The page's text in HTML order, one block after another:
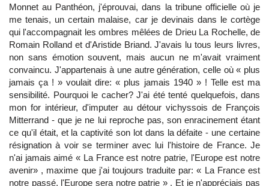
Monnet au Panthéon, j'éprouvai, dans la tribune officielle où je
me tenais, un certain malaise, car je devinais dans le cortège
qui l'accompagnait les ombres mêlées de Drieu La Rochelle, de
Romain Rolland et d'Aristide Briand. J'avais lu tous leurs livres,
non sans émotion souvent, mais aucun ne m'avait vraiment
convaincu. J'appartenais à une autre génération, celle où « plus
jamais ça ! » voulait dire: « plus jamais 1940 » ! Telle est ma
sensibilité. Pourquoi le cacher? J'ai été tenté quelquefois, dans
mon for intérieur, d'imputer au détour vichyssois de François
Mitterrand - que je ne lui reproche pas, son enracinement étant
ce qu'il était, et la captivité son lot dans la défaite - une certaine
résignation à voir se terminer avec lui l'histoire de France. Je
n'ai jamais aimé « La France est notre patrie, l'Europe est notre
avenir» , maxime que j'ai toujours traduite par: « La France est
notre passé, l'Europe sera notre patrie » . Et je n'appréciais pas